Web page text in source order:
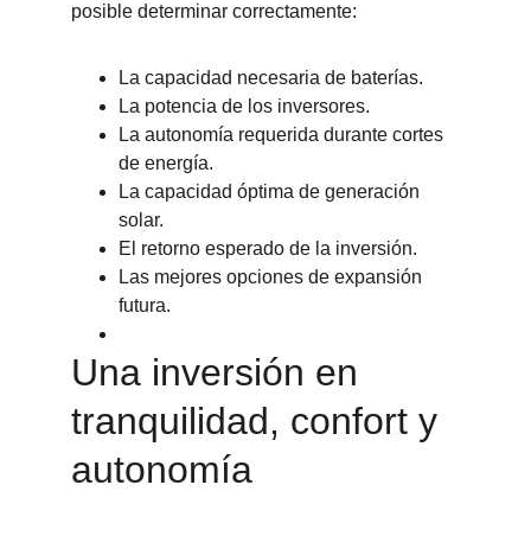
posible determinar correctamente:
La capacidad necesaria de baterías.
La potencia de los inversores.
La autonomía requerida durante cortes
de energía.
La capacidad óptima de generación
solar.
El retorno esperado de la inversión.
Las mejores opciones de expansión
futura.
Una inversión en
tranquilidad, confort y
autonomía